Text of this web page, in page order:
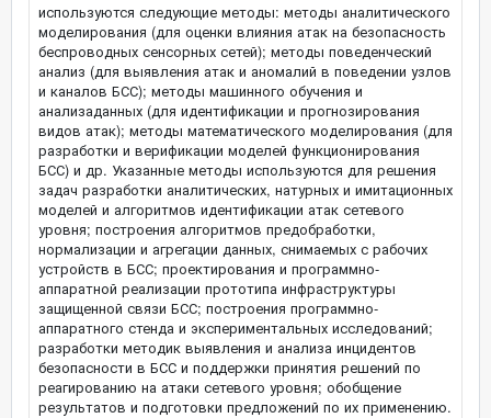
используются следующие методы: методы аналитического
моделирования (для оценки влияния атак на безопасность
беспроводных сенсорных сетей); методы поведенческий
анализ (для выявления атак и аномалий в поведении узлов
и каналов БСС); методы машинного обучения и
анализаданных (для идентификации и прогнозирования
видов атак); методы математического моделирования (для
разработки и верификации моделей функционирования
БСС) и др. Указанные методы используются для решения
задач разработки аналитических, натурных и имитационных
моделей и алгоритмов идентификации атак сетевого
уровня; построения алгоритмов предобработки,
нормализации и агрегации данных, снимаемых с рабочих
устройств в БСС; проектирования и программно-
аппаратной реализации прототипа инфраструктуры
защищенной связи БСС; построения программно-
аппаратного стенда и экспериментальных исследований;
разработки методик выявления и анализа инцидентов
безопасности в БСС и поддержки принятия решений по
реагированию на атаки сетевого уровня; обобщение
результатов и подготовки предложений по их применению.